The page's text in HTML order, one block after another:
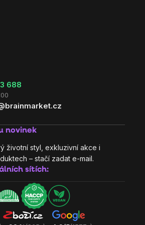
688
novinek
životní styl, exkluzivní akce i
– stačí zadat e-mail.
sítích: